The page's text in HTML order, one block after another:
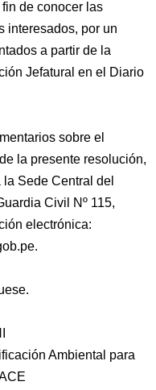
de conocer las
interesados, por un
a partir de la
Jefatural en el Diario
sobre el
la presente resolución,
Sede Central del
Civil Nº 115,
electrónica:
Ambiental para